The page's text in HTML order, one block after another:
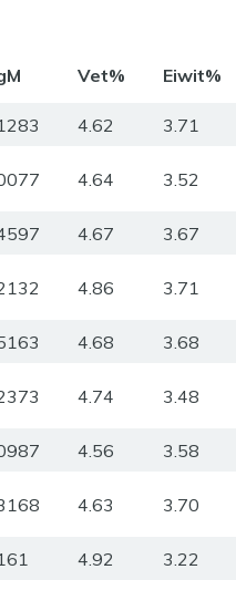
Vet% Eiwit%
4.62 3.71
4.64 3.52
4.67 3.67
4.86 3.71
4.68 3.68
4.74 3.48
4.56 3.58
4.63 3.70
4.92 3.22